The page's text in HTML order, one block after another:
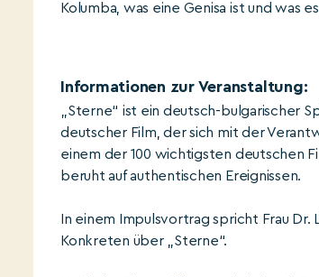
Kolumba, was eine Genisa ist und was
Informationen zur Veranstaltung:
„Sterne“ ist ein deutsch-bulgarischer
deutscher Film, der sich mit der
einem der 100 wichtigsten deutschen
beruht auf authentischen Ereignissen.
In einem Impulsvortrag spricht Frau Dr.
Konkreten über „Sterne“.